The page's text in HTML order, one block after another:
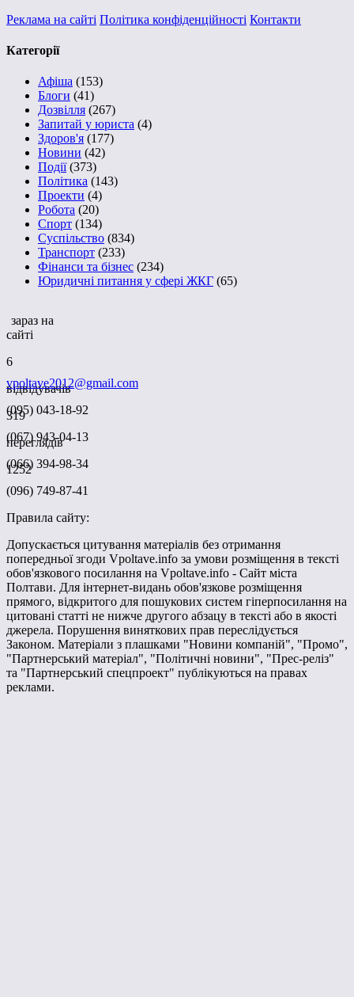
Реклама на сайті Політика конфіденційності Контакти
Категорії
Афіша (153)
Блоги (41)
Дозвілля (267)
Запитай у юриста (4)
Здоров'я (177)
Новини (42)
Події(373)
Політика (143)
Проекти (4)
Робота (20)
Спорт (134)
Суспільство (834)
Транспорт (233)
Фінанси та бізнес (234)
Юридичні питання у сфері ЖКГ (65)
зараз на
сайті
6
відвідувачів
319
переглядів
1252
vpoltave2012@gmail.com
(095) 043-18-92
(067) 943-04-13
(066) 394-98-34
(096) 749-87-41
Правила сайту:
Допускається цитування матеріалів без отримання
попередньої згоди Vpoltave.info за умови розміщення в тексті
обов'язкового посилання на Vpoltave.info - Сайт міста
Полтави. Для інтернет-видань обов'язкове розміщення
прямого, відкритого для пошукових систем гіперпосилання на
цитовані статті не нижче другого абзацу в тексті або в якості
джерела. Порушення виняткових прав переслідується
Законом. Матеріали з плашками "Новини компаній", "Промо",
"Партнерський матеріал", "Політичні новини", "Прес-реліз"
та "Партнерський спецпроект" публікуються на правах
реклами.